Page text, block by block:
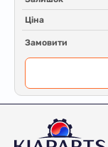
Ціна
Замовити